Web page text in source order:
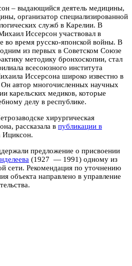
– выдающийся деятель медицины,
организатор специализированной
служб в Карелии. В
Иссерсон участвовал в
во время русско-японской войны. В
из первых в Советском Союзе
методику бронхоскопии, стал
всесоюзного института
Иссерсона широко известно в
автор многочисленных научных
карельских медиков, которые
делу в республике.
хирургическая
рассказала в публикации в
Ициксон.
предложение о присвоении
(1927 — 1991) одному из
сети. Рекомендация по уточнению
объекта направлено в управление